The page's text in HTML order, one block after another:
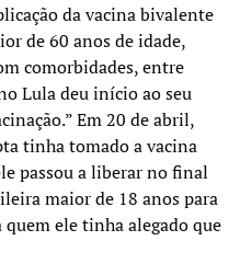
da vacina bivalente
de 60 anos de idade,
comorbidades, entre
Lula deu início ao seu
Em 20 de abril,
tinha tomado a vacina
passou a liberar no final
maior de 18 anos para
ele tinha alegado que